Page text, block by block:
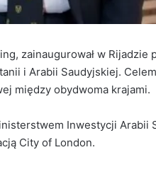
zainaugurował w Rijadzie
i Arabii Saudyjskiej.
między obydwoma krajami.
Inwestycji Arabii
City of London.